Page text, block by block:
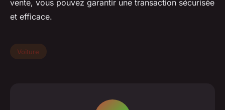
vente, vous pouvez garantir une transaction sécurisée
et efficace.
Voiture